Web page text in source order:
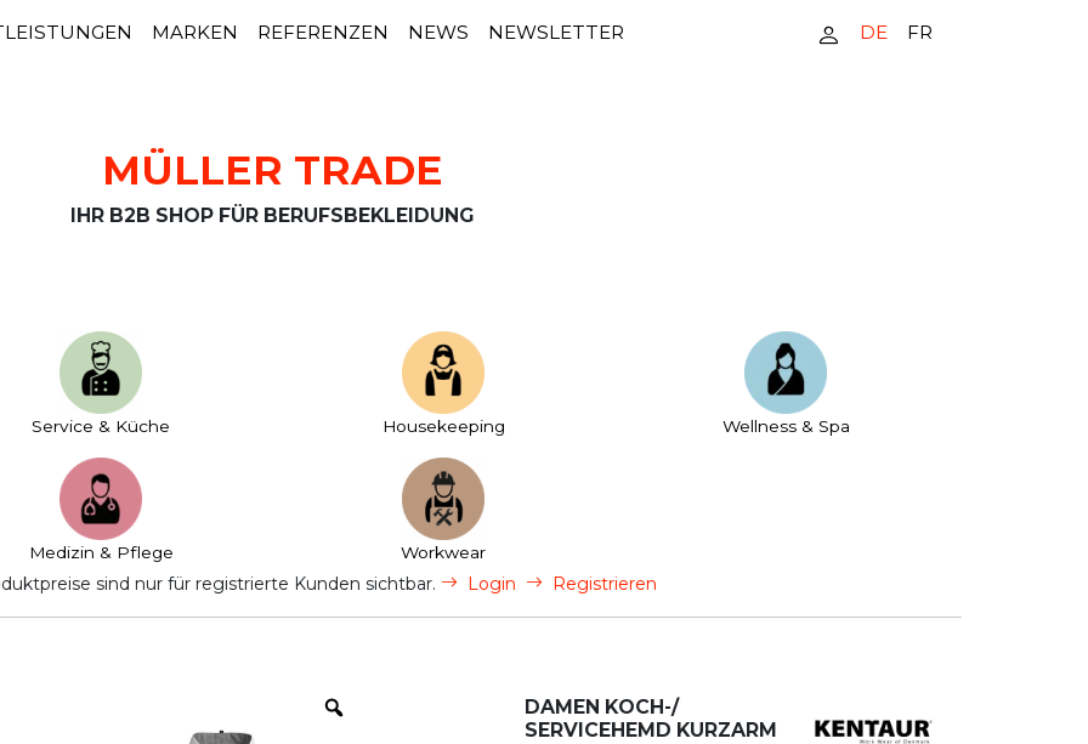
MARKEN REFERENZEN NEWS NEWSLETTER DE FR
MÜLLER TRADE
IHR B2B SHOP FÜR BERUFSBEKLEIDUNG
Service & Küche House­keeping Wellness & Spa
Medizin & Pflege Workwear
sind nur für registrierte Kunden sichtbar. Login Registrieren
DAMEN KOCH-/
SERVICEHEMD KURZARM